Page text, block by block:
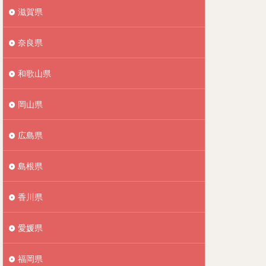
滋賀県
奈良県
和歌山県
岡山県
広島県
島根県
香川県
愛媛県
福岡県